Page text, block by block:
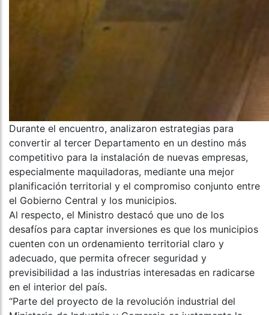
Durante el encuentro, analizaron estrategias para
convertir al tercer Departamento en un destino más
competitivo para la instalación de nuevas empresas,
especialmente maquiladoras, mediante una mejor
planificación territorial y el compromiso conjunto entre
el Gobierno Central y los municipios.
Al respecto, el Ministro destacó que uno de los
desafíos para captar inversiones es que los municipios
cuenten con un ordenamiento territorial claro y
adecuado, que permita ofrecer seguridad y
previsibilidad a las industrias interesadas en radicarse
en el interior del país.
“Parte del proyecto de la revolución industrial del